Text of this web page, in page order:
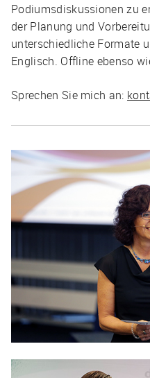
Podiumsdiskussionen zu
der Planung und
unterschiedliche Formate
Englisch. Offline ebenso
Sprechen Sie mich an: